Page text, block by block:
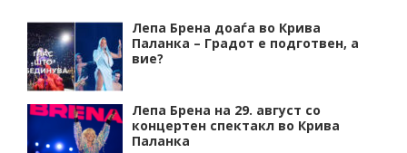
Лепа Брена доаѓа во Крива
Паланка – Градот е подготвен, а
вие?
Лепа Брена на 29. август со
концертен спектакл во Крива
Паланка